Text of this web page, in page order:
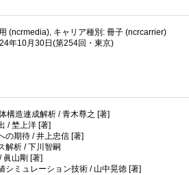
(ncrmedia), キャリア種別: 冊子 (ncrcarrier)
年10月30日(第254回・東京)
構造連成解析 / 青木尊之 [著]
/ 埜上洋 [著]
の期待 / 井上忠信 [著]
解析 / 下川智嗣
眞山剛 [著]
ミュレーション技術 / 山中晃徳 [著]